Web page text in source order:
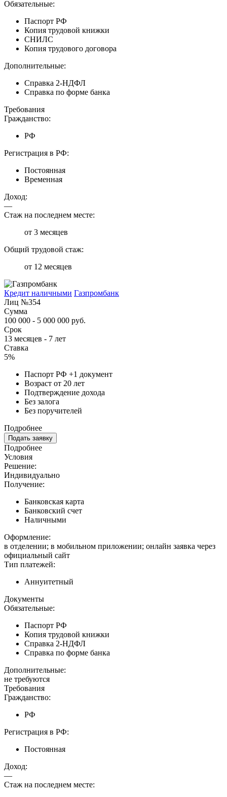
Обязательные:
Паспорт РФ
Копия трудовой книжки
СНИЛС
Копия трудового договора
Дополнительные:
Справка 2-НДФЛ
Справка по форме банка
Требования
Гражданство:
РФ
Регистрация в РФ:
Постоянная
Временная
Доход:
—
Стаж на последнем месте:
от 3 месяцев
Общий трудовой стаж:
от 12 месяцев
Кредит наличными Газпромбанк
Лиц №354
Сумма
100 000 - 5 000 000 руб.
Срок
13 месяцев - 7 лет
Ставка
5%
Паспорт РФ +1 документ
Возраст от 20 лет
Подтверждение дохода
Без залога
Без поручителей
Подробнее
Подать заявку
Подробнее
Условия
Решение:
Индивидуально
Получение:
Банковская карта
Банковский счет
Наличными
Оформление:
в отделении; в мобильном приложении; онлайн заявка через
официальный сайт
Тип платежей:
Аннуитетный
Документы
Обязательные:
Паспорт РФ
Копия трудовой книжки
Справка 2-НДФЛ
Справка по форме банка
Дополнительные:
не требуются
Требования
Гражданство:
РФ
Регистрация в РФ:
Постоянная
Доход:
—
Стаж на последнем месте: